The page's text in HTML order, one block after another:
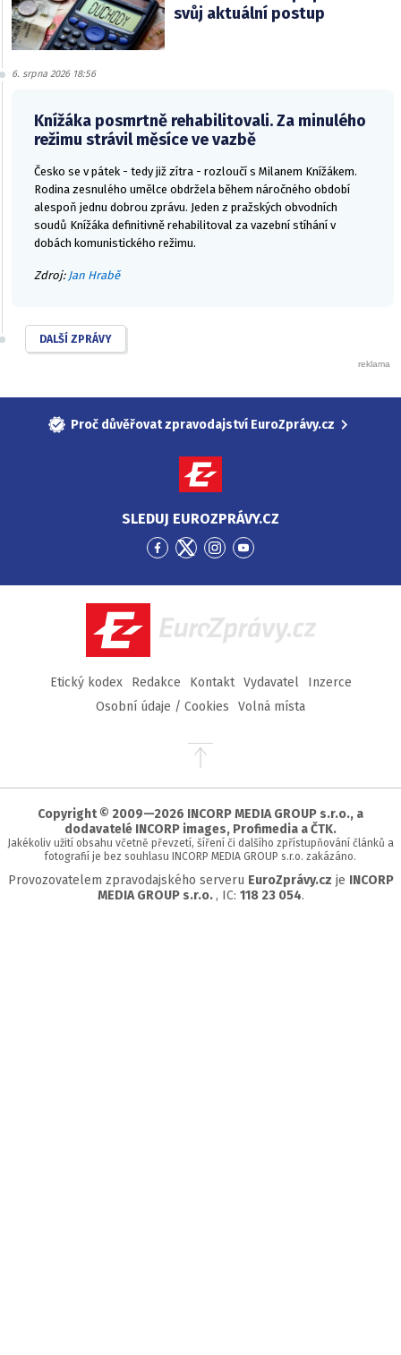
svůj aktuální postup
6. srpna 2026 18:56
Knížáka posmrtně rehabilitovali. Za minulého
režimu strávil měsíce ve vazbě
Česko se v pátek - tedy již zítra - rozloučí s Milanem Knížákem.
Rodina zesnulého umělce obdržela během náročného období
alespoň jednu dobrou zprávu. Jeden z pražských obvodních
soudů Knížáka definitivně rehabilitoval za vazební stíhání v
dobách komunistického režimu.
Zdroj: Jan Hrabě
DALŠÍ ZPRÁVY
Proč důvěřovat zpravodajství EuroZprávy.cz
SLEDUJ EUROZPRÁVY.CZ
Přejít
Facebook
Přejít
Twitter
Přejít
Instagram
Přejít
YouTube
EuroZprávy.cz
Etický kodex Redakce Kontakt Vydavatel
Inzerce
Osobní údaje / Cookies
Volná místa
Přejít
stránky
Copyright © 2009—2026 INCORP MEDIA GROUP s.r.o., a
dodavatelé INCORP images, Profimedia a ČTK.
Jakékoliv užití obsahu včetně převzetí, šíření či dalšího zpřístupňování článků a
fotografií je bez souhlasu INCORP MEDIA GROUP s.r.o. zakázáno.
Provozovatelem zpravodajského serveru EuroZprávy.cz je INCORP
MEDIA GROUP s.r.o., IC: 118 23 054.